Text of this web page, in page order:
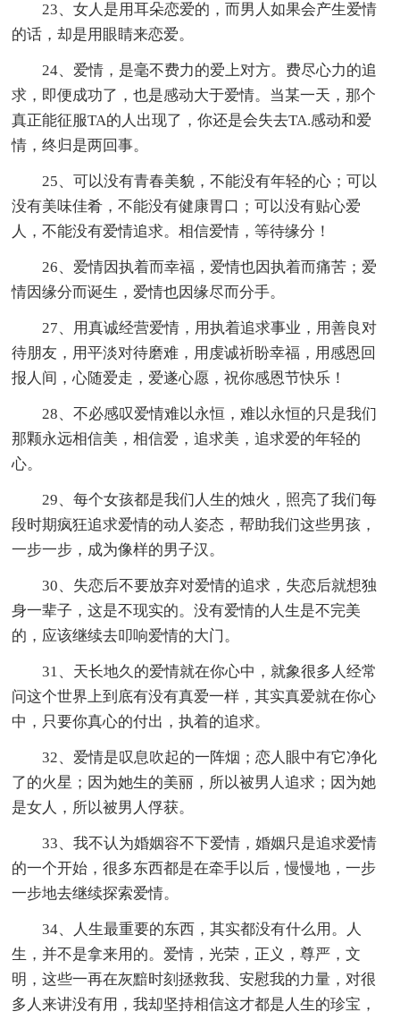
23、女人是用耳朵恋爱的，而男人如果会产生爱情
的话，却是用眼睛来恋爱。
24、爱情，是毫不费力的爱上对方。费尽心力的追
求，即便成功了，也是感动大于爱情。当某一天，那个
真正能征服TA的人出现了，你还是会失去TA.感动和爱
情，终归是两回事。
25、可以没有青春美貌，不能没有年轻的心；可以
没有美味佳肴，不能没有健康胃口；可以没有贴心爱
人，不能没有爱情追求。相信爱情，等待缘分！
26、爱情因执着而幸福，爱情也因执着而痛苦；爱
情因缘分而诞生，爱情也因缘尽而分手。
27、用真诚经营爱情，用执着追求事业，用善良对
待朋友，用平淡对待磨难，用虔诚祈盼幸福，用感恩回
报人间，心随爱走，爱遂心愿，祝你感恩节快乐！
28、不必感叹爱情难以永恒，难以永恒的只是我们
那颗永远相信美，相信爱，追求美，追求爱的年轻的
心。
29、每个女孩都是我们人生的烛火，照亮了我们每
段时期疯狂追求爱情的动人姿态，帮助我们这些男孩，
一步一步，成为像样的男子汉。
30、失恋后不要放弃对爱情的追求，失恋后就想独
身一辈子，这是不现实的。没有爱情的人生是不完美
的，应该继续去叩响爱情的大门。
31、天长地久的爱情就在你心中，就象很多人经常
问这个世界上到底有没有真爱一样，其实真爱就在你心
中，只要你真心的付出，执着的追求。
32、爱情是叹息吹起的一阵烟；恋人眼中有它净化
了的火星；因为她生的美丽，所以被男人追求；因为她
是女人，所以被男人俘获。
33、我不认为婚姻容不下爱情，婚姻只是追求爱情
的一个开始，很多东西都是在牵手以后，慢慢地，一步
一步地去继续探索爱情。
34、人生最重要的东西，其实都没有什么用。人
生，并不是拿来用的。爱情，光荣，正义，尊严，文
明，这些一再在灰黯时刻拯救我、安慰我的力量，对很
多人来讲没有用，我却坚持相信这才都是人生的珍宝，